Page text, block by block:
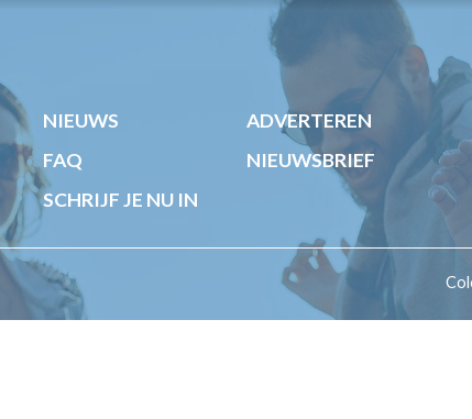
NIEUWS
ADVERTEREN
FAQ
NIEUWSBRIEF
SCHRIJF JE NU IN